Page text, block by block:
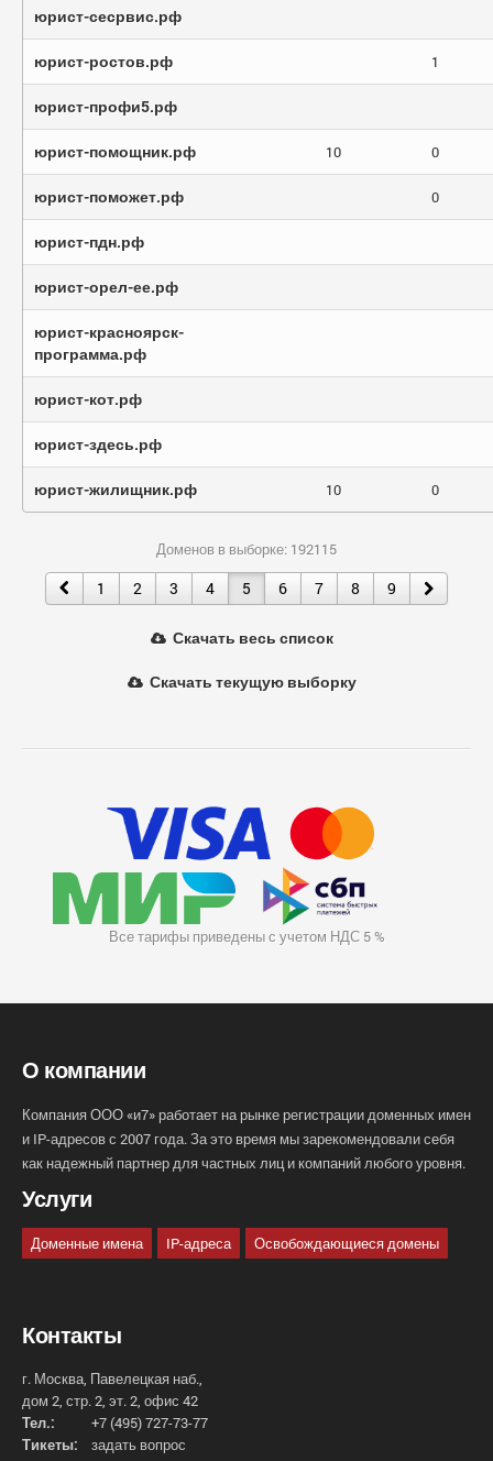
юрист-сесрвис.рф
юрист-ростов.рф 1
юрист-профи5.рф
юрист-помощник.рф 10 0
юрист-поможет.рф 0
юрист-пдн.рф
юрист-орел-ее.рф
юрист-красноярск-
программа.рф
юрист-кот.рф
юрист-здесь.рф
юрист-жилищник.рф 10 0
Доменов в выборке: 192115
1 2 3 4 5 6 7 8 9
Скачать весь список
Скачать текущую выборку
Все тарифы приведены с учетом НДС 5 %
О компании
Компания ООО «и7» работает на рынке регистрации доменных имен
и IP-адресов с 2007 года. За это время мы зарекомендовали себя
как надежный партнер для частных лиц и компаний любого уровня.
Услуги
Доменные имена IP-адреса Освобождающиеся домены
Контакты
г. Москва, Павелецкая наб.,
дом 2, стр. 2, эт. 2, офис 42
Тел.:
+7 (495) 727-73-77
Тикеты:
задать вопрос